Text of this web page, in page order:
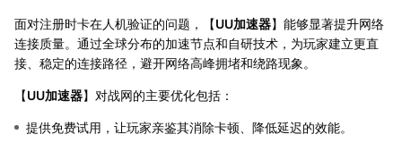
面对注册时卡在人机验证的问题，【UU加速器】能够显著提升网络
连接质量。通过全球分布的加速节点和自研技术，为玩家建立更直
接、稳定的连接路径，避开网络高峰拥堵和绕路现象。
【UU加速器】对战网的主要优化包括：
提供免费试用，让玩家亲鉴其消除卡顿、降低延迟的效能。